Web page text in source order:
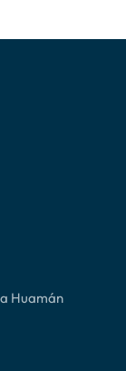
Huamán